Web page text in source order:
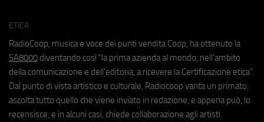
ETICA
RadioCoop, musica e voce dei punti vendita Coop, ha ottenuto la
SA8000 diventando così "la prima azienda al mondo, nell'ambito
della comunicazione e dell'editoria, a ricevere la Certificazione etica".
Dal punto di vista artistico e culturale, Radiocoop vanta un primato:
ascolta tutto quello che viene inviato in redazione, e appena può, lo
recensisce, e in alcuni casi, chiede collaborazione agli artisti.